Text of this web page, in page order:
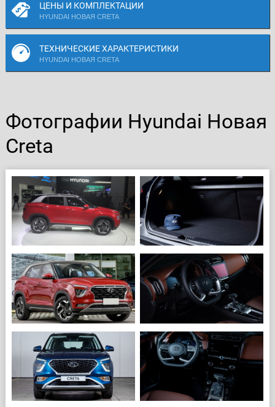
ЦЕНЫ И КОМПЛЕКТАЦИИ
HYUNDAI НОВАЯ CRETA
ТЕХНИЧЕСКИЕ ХАРАКТЕРИСТИКИ
HYUNDAI НОВАЯ CRETA
Фотографии Hyundai Новая
Creta